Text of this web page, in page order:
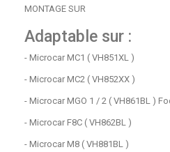
MONTAGE SUR
Adaptable sur :
- Microcar MC1 ( VH851XL )
- Microcar MC2 ( VH852XX )
- Microcar MGO 1 / 2 ( VH861BL )
- Microcar F8C ( VH862BL )
- Microcar M8 ( VH881BL )